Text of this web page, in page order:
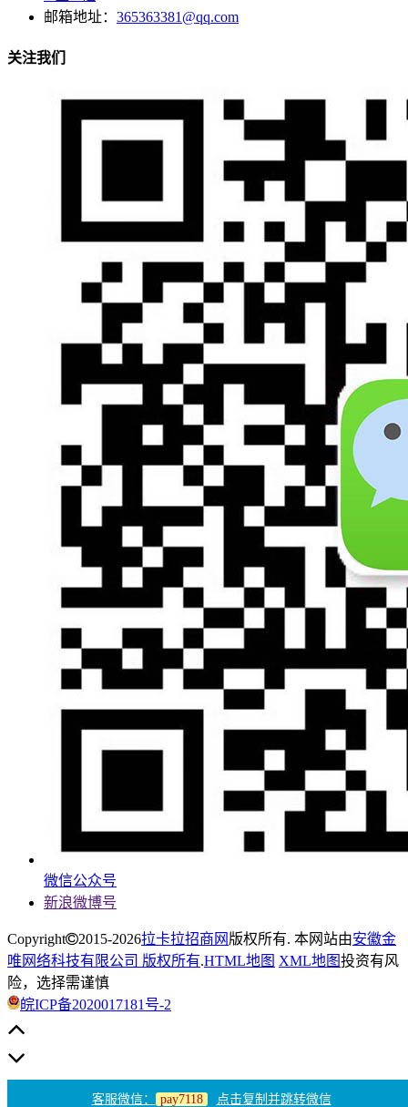
邮箱地址： 365363381@qq.com
关注我们
微信公众号
新浪微博号
Copyright 2015-2026拉卡拉招商网 版权所有. 本网站由安徽金
唯网络科技有限公司 版权所有.HTML地图 XML地图投资有风
险，选择需谨慎
皖ICP备2020017181号-2
客服微信： pay7118 点击复制并跳转微信